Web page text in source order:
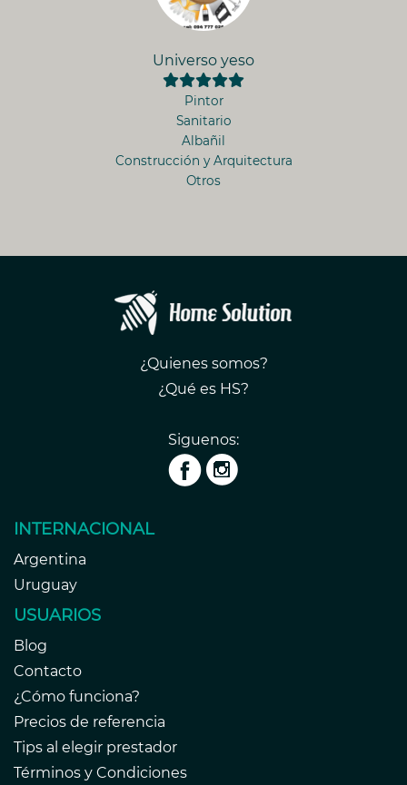
Universo yeso
Pintor
Sanitario
Albañil
Construcción y Arquitectura
Otros
¿Quienes somos?
¿Qué es HS?
Siguenos:
INTERNACIONAL
Argentina
Uruguay
USUARIOS
Blog
Contacto
¿Cómo funciona?
Precios de referencia
Tips al elegir prestador
Términos y Condiciones